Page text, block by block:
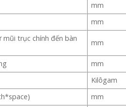
mm
mm
mũi trục chính đến bàn
mm
mm
Kilôgam
mm